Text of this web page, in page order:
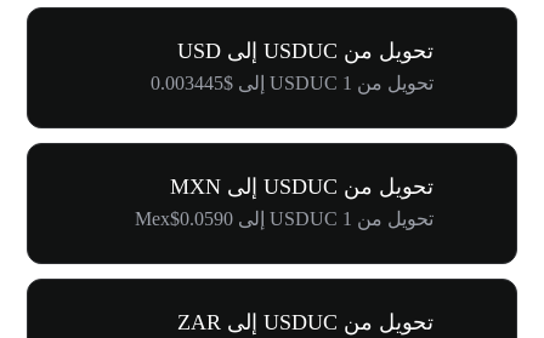
تحويل من USDUC إلى USD
تحويل من 1 USDUC إلى $0.003445
تحويل من USDUC إلى MXN
تحويل من 1 USDUC إلى Mex$0.0590
تحويل من USDUC إلى ZAR